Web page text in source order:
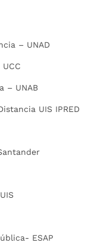
– UNAD
– UNAB
UIS IPRED
ESAP